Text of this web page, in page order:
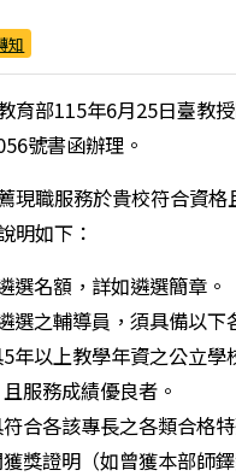
知
育部115年6月25日臺教
號書函辦理。
現職服務於貴校符合資格
明如下：
選名額，詳如遴選簡章。
選之輔導員，須具備以下
5年以上教學年資之公立學
服務成績優良者。
符合各該專長之各類合格
獎證明（如曾獲本部師